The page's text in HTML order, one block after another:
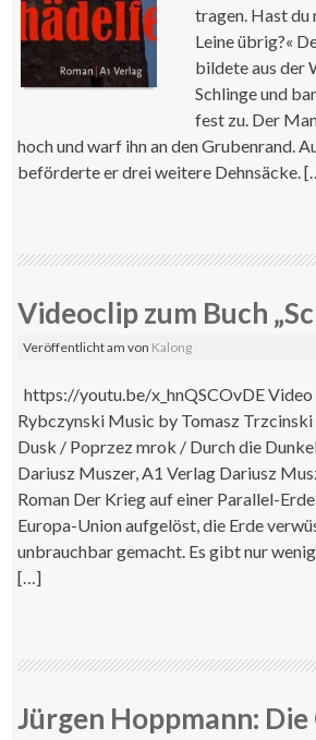
tragen. Hast du
Leine übrig?«
bildete aus der
Schlinge und
fest zu. Der
hoch und warf ihn an den Grubenrand.
beförderte er drei weitere Dehnsäcke.
Videoclip zum Buch
Veröffentlicht amvon Kalong
https://youtu.be/x_hnQSCOvDE
Rybczynski Music by Tomasz Trzcinski
Dusk / Poprzez mrok / Durch die
Dariusz Muszer, A1 Verlag Dariusz
Roman Der Krieg auf einer Parallel-
Europa-Union aufgelöst, die Erde
unbrauchbar gemacht. Es gibt nur
[…]
Jürgen Hoppmann: Die